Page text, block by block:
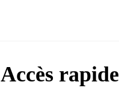
Accès rapide